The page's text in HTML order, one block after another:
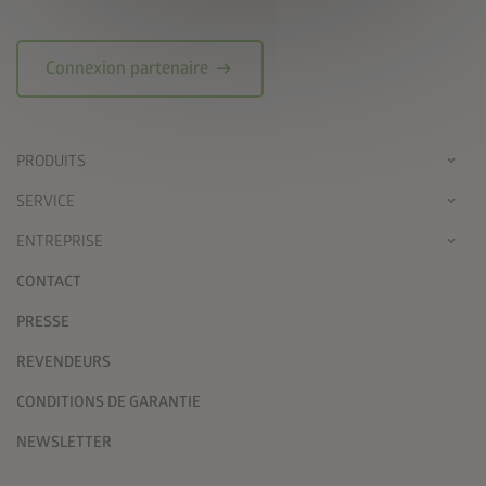
Connexion partenaire arrow_right_alt
PRODUITS
SERVICE
ENTREPRISE
CONTACT
PRESSE
REVENDEURS
CONDITIONS DE GARANTIE
NEWSLETTER